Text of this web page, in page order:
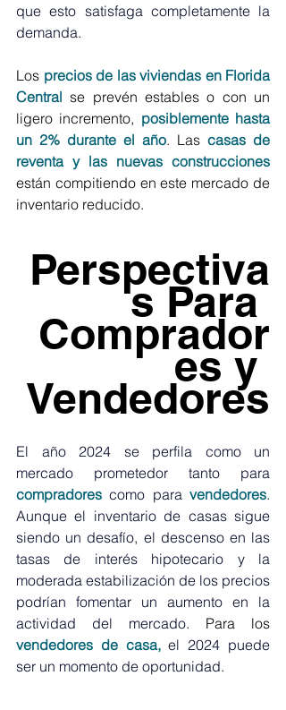
que esto satisfaga completamente la
demanda.
Los precios de las viviendas en Florida
Central se prevén estables o con un
ligero incremento, posiblemente hasta
un 2% durante el año. Las casas de
reventa y las nuevas construcciones
están compitiendo en este mercado de
inventario reducido.
Perspectiva
s Para
Comprador
es y
Vendedores
El año 2024 se perfila como un
compradores como para vendedores.
Aunque el inventario de casas sigue
siendo un desafío, el descenso en las
tasas de interés hipotecario y la
moderada estabilización de los precios
podrían fomentar un aumento en la
actividad del mercado.
Para los
vendedores de casa, el 2024 puede
ser un momento de oportunidad.